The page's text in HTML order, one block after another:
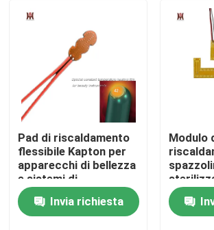
Casa
Prodotti
Pad di riscaldamento
flessibile Kapton per
apparecchi di bellezza
e sistemi di
riscaldamento
elettrici per coppe
Invia richiesta
Modulo